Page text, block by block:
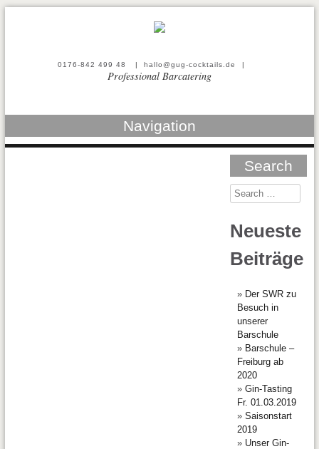
0176-842 499 48 | hallo@gug-cocktails.de |
Professional Barcatering
Navigation
Search
Neueste
Beiträge
Der SWR zu
Besuch in
unserer
Barschule
Barschule –
Freiburg ab
2020
Gin-Tasting
Fr. 01.03.2019
Saisonstart
2019
Unser Gin-